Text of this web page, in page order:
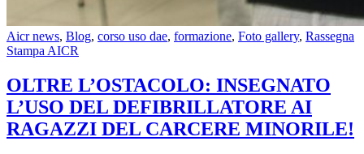
Aicr news, Blog, corso uso dae, formazione, Foto gallery, Rassegna
Stampa AICR
OLTRE L’OSTACOLO: INSEGNATO
L’USO DEL DEFIBRILLATORE AI
RAGAZZI DEL CARCERE MINORILE!